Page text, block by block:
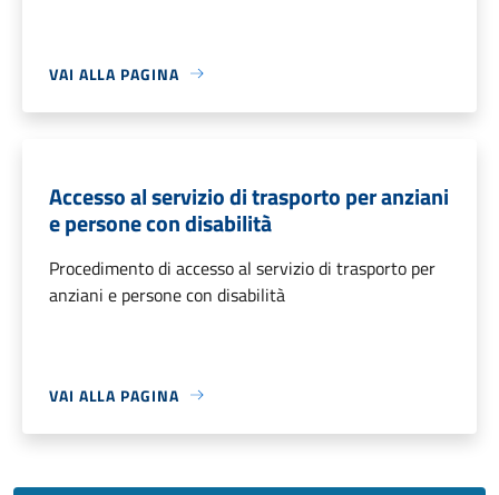
VAI ALLA PAGINA
Accesso al servizio di trasporto per anziani
e persone con disabilità
Procedimento di accesso al servizio di trasporto per
anziani e persone con disabilità
VAI ALLA PAGINA